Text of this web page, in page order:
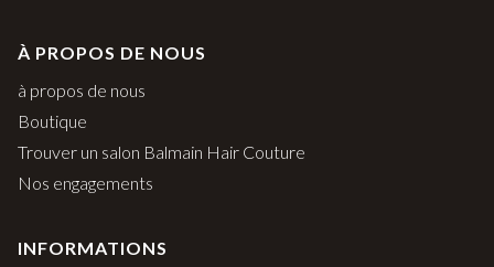
À PROPOS DE NOUS
à propos de nous
Boutique
Trouver un salon Balmain Hair Couture
Nos engagements
INFORMATIONS